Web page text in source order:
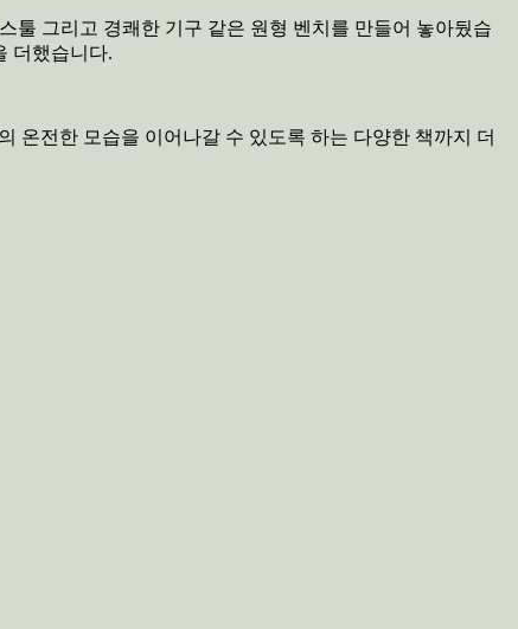
툴 그리고 경쾌한 기구 같은 원형 벤치를 만들어 놓아뒀습
더했습니다.
온전한 모습을 이어나갈 수 있도록 하는 다양한 책까지 더